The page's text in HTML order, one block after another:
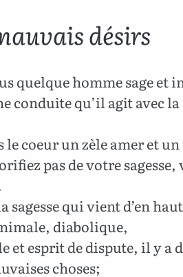
désirs
quelque homme sage et
conduite qu’il agit avec
le coeur un zèle amer et
pas de votre
sagesse qui vient d’en
diabolique,
et esprit de dispute, il y a
choses;